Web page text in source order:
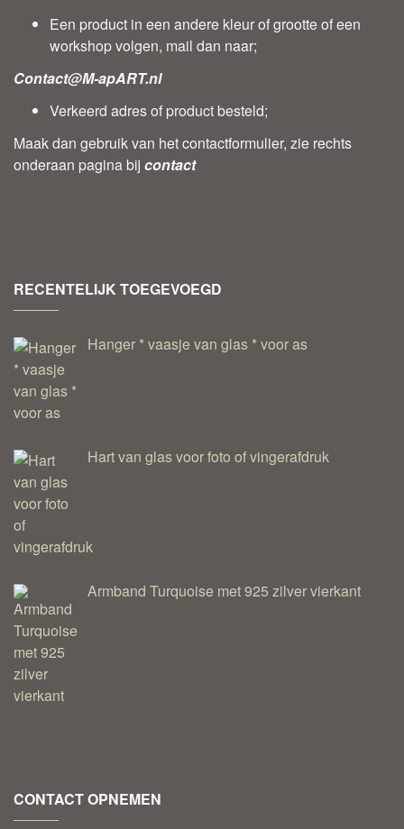
Een product in een andere kleur of grootte of een
workshop volgen, mail dan naar;
Contact@M-apART.nl
Verkeerd adres of product besteld;
Maak dan gebruik van het contactformulier, zie rechts
onderaan pagina bij contact
RECENTELIJK TOEGEVOEGD
Hanger * vaasje van glas * voor as
Hart van glas voor foto of vingerafdruk
Armband Turquoise met 925 zilver vierkant
CONTACT OPNEMEN